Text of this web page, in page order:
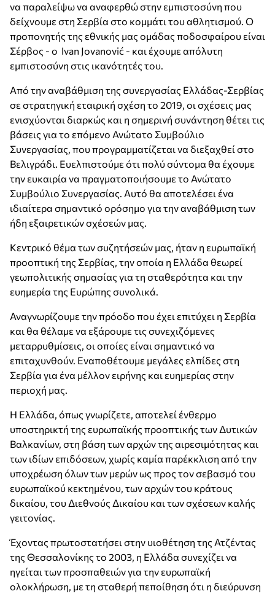
να παραλείψω να αναφερθώ στην εμπιστοσύνη που
δείχνουμε στη Σερβία στο κομμάτι του αθλητισμού. Ο
προπονητής της εθνικής μας ομάδας ποδοσφαίρου είναι
Σέρβος - ο Ivan Jovanović - και έχουμε απόλυτη
εμπιστοσύνη στις ικανότητές του.
Από την αναβάθμιση της συνεργασίας Ελλάδας-Σερβίας
σε στρατηγική εταιρική σχέση το 2019, οι σχέσεις μας
ενισχύονται διαρκώς και η σημερινή συνάντηση θέτει τις
βάσεις για το επόμενο Ανώτατο Συμβούλιο
Συνεργασίας, που προγραμματίζεται να διεξαχθεί στο
Βελιγράδι. Ευελπιστούμε ότι πολύ σύντομα θα έχουμε
την ευκαιρία να πραγματοποιήσουμε το Ανώτατο
Συμβούλιο Συνεργασίας. Αυτό θα αποτελέσει ένα
ιδιαίτερα σημαντικό ορόσημο για την αναβάθμιση των
ήδη εξαιρετικών σχέσεών μας.
Κεντρικό θέμα των συζητήσεών μας, ήταν η ευρωπαϊκή
προοπτική της Σερβίας, την οποία η Ελλάδα θεωρεί
γεωπολιτικής σημασίας για τη σταθερότητα και την
ευημερία της Ευρώπης συνολικά.
Αναγνωρίζουμε την πρόοδο που έχει επιτύχει η Σερβία
και θα θέλαμε να εξάρουμε τις συνεχιζόμενες
μεταρρυθμίσεις, οι οποίες είναι σημαντικό να
επιταχυνθούν. Εναποθέτουμε μεγάλες ελπίδες στη
Σερβία για ένα μέλλον ειρήνης και ευημερίας στην
περιοχή μας.
Η Ελλάδα, όπως γνωρίζετε, αποτελεί ένθερμο
υποστηρικτή της ευρωπαϊκής προοπτικής των Δυτικών
Βαλκανίων, στη βάση των αρχών της αιρεσιμότητας και
των ιδίων επιδόσεων, χωρίς καμία παρέκκλιση από την
υποχρέωση όλων των μερών ως προς τον σεβασμό του
ευρωπαϊκού κεκτημένου, των αρχών του κράτους
δικαίου, του Διεθνούς Δικαίου και των σχέσεων καλής
γειτονίας.
Έχοντας πρωτοστατήσει στην υιοθέτηση της Ατζέντας
της Θεσσαλονίκης το 2003, η Ελλάδα συνεχίζει να
ηγείται των προσπαθειών για την ευρωπαϊκή
ολοκλήρωση, με τη σταθερή πεποίθηση ότι η διεύρυνση